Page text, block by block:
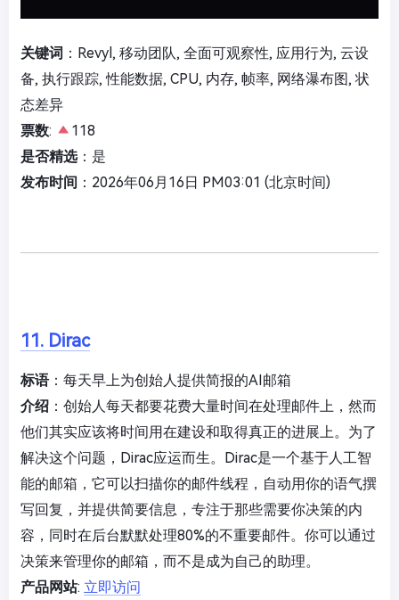
关键词 ：Revyl, 移动团队, 全面可观察性, 应用行为, 云设
备, 执行跟踪, 性能数据, CPU, 内存, 帧率, 网络瀑布图, 状
态差异
票数:
118
是否精选：是
发布时间 ：2026年06月16日 PM03:01 (北京时间)
11. Dirac
标语：每天早上为创始人提供简报的AI邮箱
介绍 ：创始人每天都要花费大量时间在处理邮件上，然而
他们其实应该将时间用在建设和取得真正的进展上。为了
解决这个问题，Dirac应运而生。Dirac是一个基于人工智
能的邮箱，它可以扫描你的邮件线程，自动用你的语气撰
写回复，并提供简要信息，专注于那些需要你决策的内
容，同时在后台默默处理80%的不重要邮件。你可以通过
决策来管理你的邮箱，而不是成为自己的助理。
产品网站: 立即访问